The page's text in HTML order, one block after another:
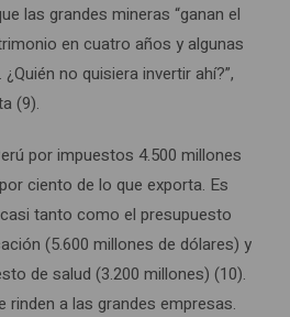
las grandes mineras “ganan el
en cuatro años y algunas
no quisiera invertir ahí?”,
(9).
por impuestos 4.500 millones
ciento de lo que exporta. Es
tanto como el presupuesto
(5.600 millones de dólares) y
de salud (3.200 millones) (10).
a las grandes empresas.